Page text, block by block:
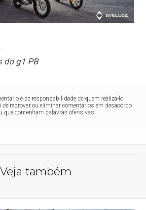
do g1 PB
é de responsabilidade de quem realizá-lo.
de reprovar ou eliminar comentários em desacordo
que contenham palavras ofensivas.
Veja também